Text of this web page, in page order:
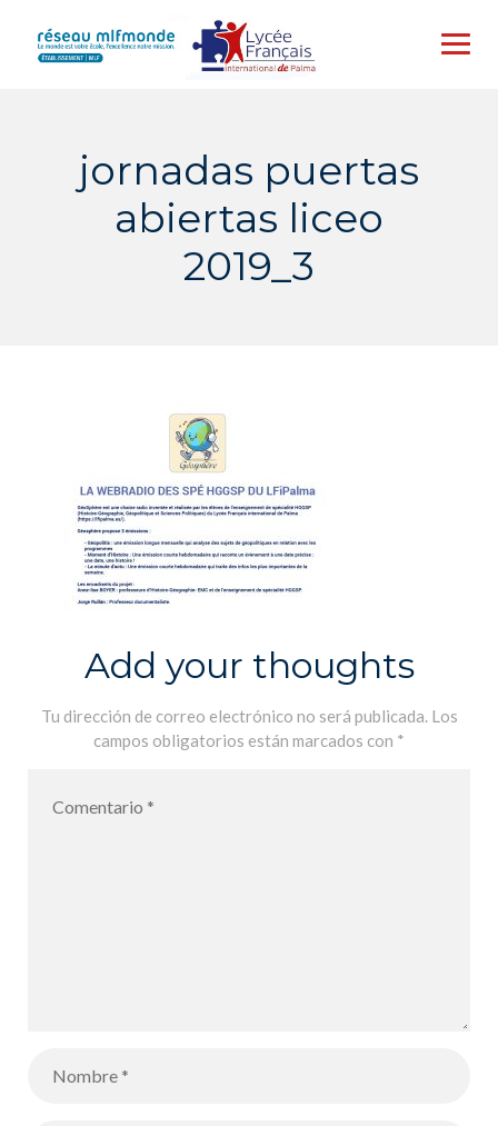
content
jornadas puertas
abiertas liceo
2019_3
Add your thoughts
Tu dirección de correo electrónico no será publicada. Los
campos obligatorios están marcados con *